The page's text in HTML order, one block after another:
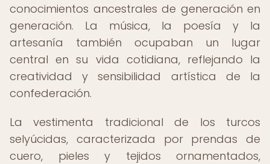
conocimientos ancestrales de generación en
generación. La música, la poesía y la
artesanía también ocupaban un lugar
central en su vida cotidiana, reflejando la
creatividad y sensibilidad artística de la
confederación.
La vestimenta tradicional de los turcos
selyúcidas, caracterizada por prendas de
cuero, pieles y tejidos ornamentados,